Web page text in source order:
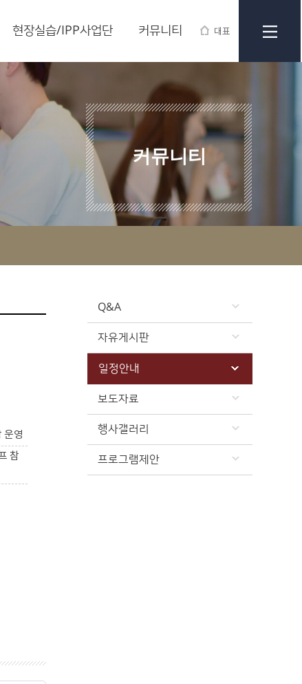
대표
현장실습/IPP사업단 커뮤니티
커뮤니티
Q&A
자유게시판
일정안내
보도자료
행사갤러리
프로그램제안
운영
참